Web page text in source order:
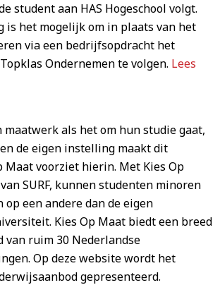
student aan HAS Hogeschool volgt.
is het mogelijk om in plaats van het
via een bedrijfsopdracht het
Ondernemen te volgen. Lees
als het om hun studie gaat,
de eigen instelling maakt dit
Maat voorziet hierin. Met Kies Op
SURF, kunnen studenten minoren
op een andere dan de eigen
Kies Op Maat biedt een breed
van ruim 30 Nederlandse
Op deze website wordt het
gepresenteerd.